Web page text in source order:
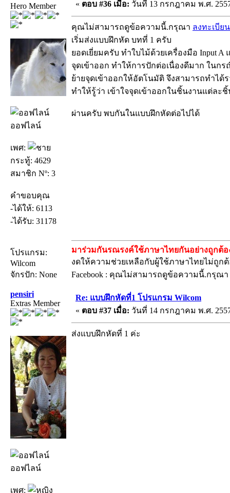
Hero Member
ออฟไลน์
เพศ:
กระทู้: 4629
สมาชิก Nº: 3
คำขอบคุณ
-ได้ให้: 6113
-ได้รับ: 31178
โปรแกรม:
Wilcom
จักรปัก: None
« ตอบ #36 เมื่อ: วันที่ 13 กรกฎาคม พ.ศ.
คุณไม่สามารถดูข้อความนี้.กรุณา ลงทะเบียน
เริ่มส่งแบบฝึกหัด บทที่ 1 ครับ
ยอดเยี่ยมครับ ทำใบไม้ด้วยเครื่องมือ Input A
จุดเข้าออก ทำให้การปักต่อเนื่องดีมาก ในก
ย้ายจุดเข้าออกให้อัตโนมัติ จึงสามารถทำได้
ทำให้รู้ว่า เข้าใจจุดเข้าออกในชิ้นงานแต่ละ
ผ่านครับ พบกันในแบบฝึกหัดต่อไปได้
มาร่วมกันรณรงค์ใช้ภาษาไทยกันอย่างถูกต้อ
งดให้ความช่วยเหลือกับผู้ใช้ภาษาไทยไม่ถูกต้
Facebook : คุณไม่สามารถดูข้อความนี้.กรุณา
pensiri
Extras Member
ออฟไลน์
เพศ:
Re: แบบฝึกหัดที่1 โปรแกรม Wilcom
« ตอบ #37 เมื่อ: วันที่ 14 กรกฎาคม พ.ศ.
ส่งแบบฝึกหัดที่ 1 ค่ะ